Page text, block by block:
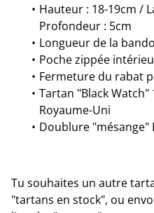
Hauteur : 18-19cm /
Profondeur : 5cm
Longueur de la
Poche zippée
Fermeture du rabat
Tartan "Black Watch"
Royaume-Uni
Doublure "mésange"
Tu souhaites un autre
"tartans en stock", ou